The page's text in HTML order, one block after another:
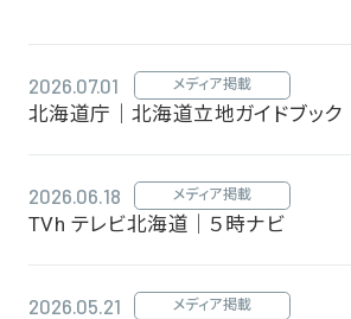
2026.07.01 メディア掲載
北海道庁｜北海道立地ガイドブック
2026.06.18 メディア掲載
TVh テレビ北海道｜５時ナビ
2026.05.21 メディア掲載